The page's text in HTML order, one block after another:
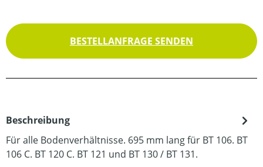
BESTELLANFRAGE SENDEN
Beschreibung
Für alle Bodenverhältnisse. 695 mm lang für BT 106. BT
106 C. BT 120 C. BT 121 und BT 130 / BT 131.